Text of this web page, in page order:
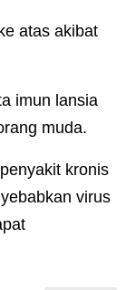
atas akibat
imun lansia
muda.
kronis
virus